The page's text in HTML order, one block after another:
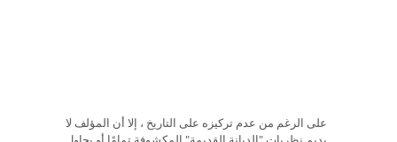
على الرغم من عدم تركيزه على التاريخ ، إلا أن المؤلف لا